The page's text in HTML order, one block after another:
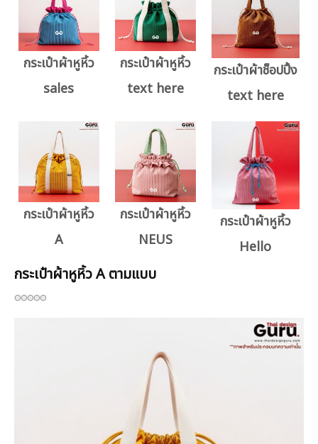
กระเป๋าผ้าหูหิ้ว
sales
กระเป๋าผ้าหูหิ้ว
text here
กระเป๋าผ้าช็อปปิ้ง
text here
กระเป๋าผ้าหูหิ้ว
A
กระเป๋าผ้าหูหิ้ว
NEUS
กระเป๋าผ้าหูหิ้ว
Hello
กระเป๋าผ้าหูหิ้ว A ตามแบบ